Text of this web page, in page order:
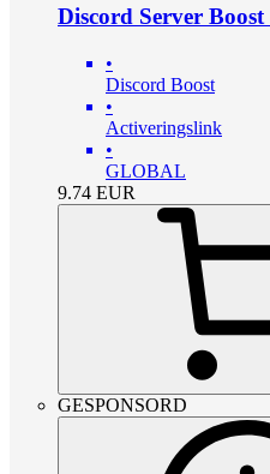
Discord Server
•
Discord Boost
•
Activeringslink
•
GLOBAL
9.74 EUR
GESPONSORD